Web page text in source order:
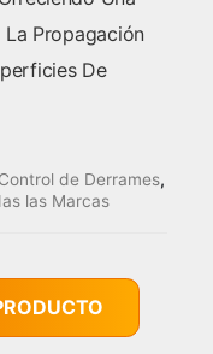
Propagación
De
Control de Derrames,
las Marcas